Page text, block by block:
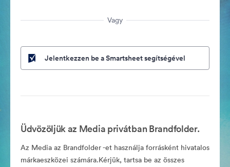
Vagy
Jelentkezzen be a Smartsheet segítségével
Üdvözöljük az Media privátban Brandfolder.
Az Media az Brandfolder -et használja forrásként hivatalos
márkaeszközei számára.Kérjük, tartsa be az összes